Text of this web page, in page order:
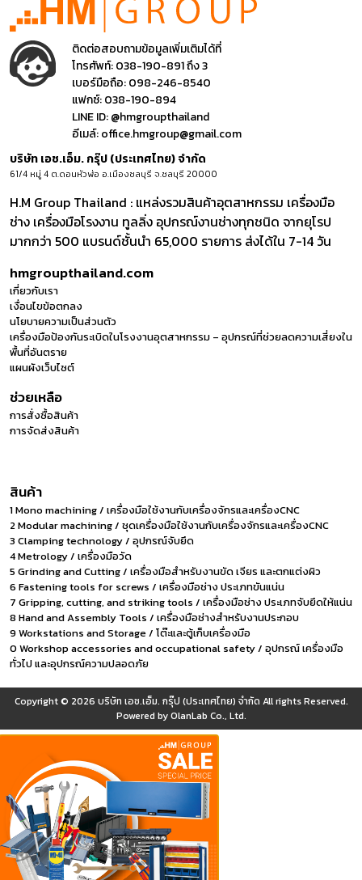
ติดต่อสอบถามข้อมูลเพิ่มเติมได้ที่
โทรศัพท์:038-190-891 ถึง 3
เบอร์มือถือ:098-246-8540
แฟกซ์:038-190-894
LINE ID:@hmgroupthailand
อีเมล์:office.hmgroup@gmail.com
บริษัท เอช.เอ็ม. กรุ๊ป (ประเทศไทย) จำกัด
61/4 หมู่ 4 ต.ดอนหัวฬ่อ อ.เมืองชลบุรี จ.ชลบุรี 20000
H.M Group Thailand : แหล่งรวมสินค้าอุตสาหกรรม เครื่องมือ
ช่าง เครื่องมือโรงงาน ทูลลิ่ง อุปกรณ์งานช่างทุกชนิด จากยุโรป
มากกว่า 500 แบรนด์ชั้นนำ 65,000 รายการ ส่งได้ใน 7-14 วัน
hmgroupthailand.com
เกี่ยวกับเรา
เงื่อนไขข้อตกลง
นโยบายความเป็นส่วนตัว
เครื่องมือป้องกันระเบิดในโรงงานอุตสาหกรรม – อุปกรณ์ที่ช่วยลดความเสี่ยงใน
พื้นที่อันตราย
แผนผังเว็บไซต์
ช่วยเหลือ
การสั่งซื้อสินค้า
การจัดส่งสินค้า
สินค้า
1 Mono machining / เครื่องมือใช้งานกับเครื่องจักรและเครื่องCNC
2 Modular machining / ชุดเครื่องมือใช้งานกับเครื่องจักรและเครื่องCNC
3 Clamping technology / อุปกรณ์จับยึด
4 Metrology / เครื่องมือวัด
5 Grinding and Cutting / เครื่องมือสำหรับงานขัด เจียร และตกแต่งผิว
6 Fastening tools for screws / เครื่องมือช่าง ประเภทขันแน่น
7 Gripping, cutting, and striking tools / เครื่องมือช่าง ประเภทจับยึดให้แน่น
8 Hand and Assembly Tools / เครื่องมือช่างสำหรับงานประกอบ
9 Workstations and Storage / โต๊ะและตู้เก็บเครื่องมือ
0 Workshop accessories and occupational safety / อุปกรณ์ เครื่องมือ
ทั่วไป และอุปกรณ์ความปลอดภัย
Copyright © 2026 บริษัท เอช.เอ็ม. กรุ๊ป (ประเทศไทย) จำกัด All rights Reserved.
Powered byOlanLab Co., Ltd.